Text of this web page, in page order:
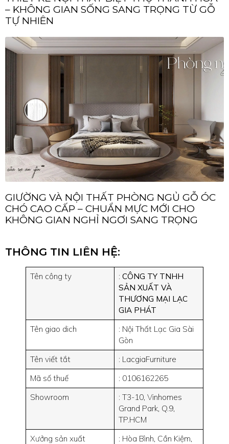
– KHÔNG GIAN SỐNG SANG TRỌNG TỪ GỖ
TỰ NHIÊN
GIƯỜNG VÀ NỘI THẤT PHÒNG NGỦ GỖ ÓC
CHÓ CAO CẤP – CHUẨN MỰC MỚI CHO
KHÔNG GIAN NGHỈ NGƠI SANG TRỌNG
THÔNG TIN LIÊN HỆ:
Tên công ty : CÔNG TY TNHH
SẢN XUẤT VÀ
THƯƠNG MẠI LẠC
GIA PHÁT
Tên giao dich
: Nội Thất Lạc Gia Sài
Gòn
Tên viết tắt
: LacgiaFurniture
Mã số thuế
: 0106162265
Showroom
: T3-10, Vinhomes
Grand Park, Q.9,
TP.HCM
Xưởng sản xuất
: Hòa Bình, Cần Kiệm,